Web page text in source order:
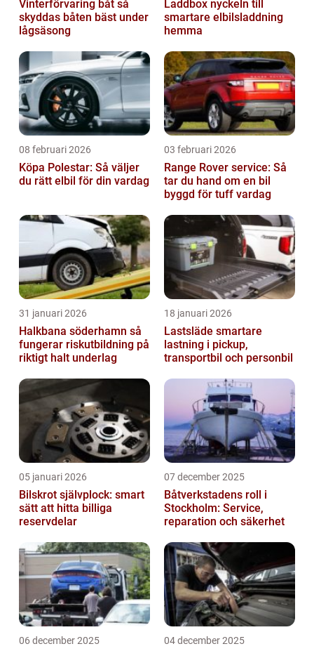
Vinterförvaring båt så
skyddas båten bäst under
lågsäsong
Laddbox nyckeln till
smartare elbilsladdning
hemma
08 februari 2026
Köpa Polestar: Så väljer
du rätt elbil för din vardag
03 februari 2026
Range Rover service: Så
tar du hand om en bil
byggd för tuff vardag
31 januari 2026
Halkbana söderhamn så
fungerar riskutbildning på
riktigt halt underlag
18 januari 2026
Lastsläde smartare
lastning i pickup,
transportbil och personbil
05 januari 2026
Bilskrot självplock: smart
sätt att hitta billiga
reservdelar
07 december 2025
Båtverkstadens roll i
Stockholm: Service,
reparation och säkerhet
06 december 2025 04 december 2025